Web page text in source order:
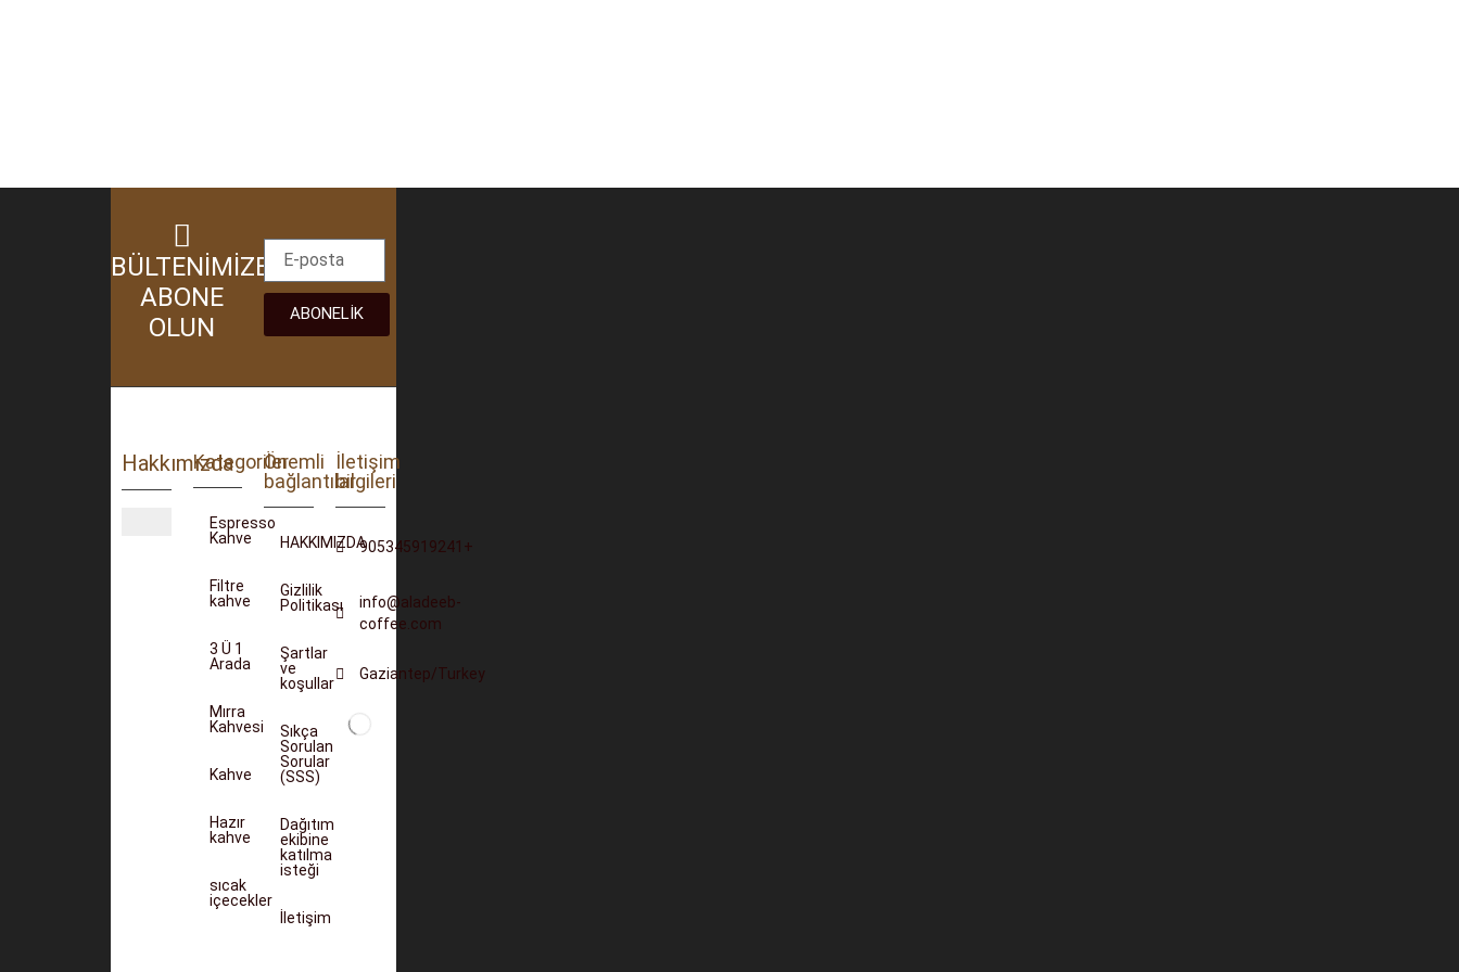
BÜLTENIMIZE
ABONE
OLUN
ABONELIK
HakkımızdaKategoriler
Espresso
Kahve
Filtre
kahve
3 Ü 1
Arada
Mırra
Kahvesi
Kahve
Hazır
kahve
sıcak
içecekler
Önemli
bağlantılar
HAKKIMIZDA
Gizlilik
Politikası
Şartlar
ve
koşullar
Sıkça
Sorulan
Sorular
(SSS)
Dağıtım
ekibine
katılma
isteği
İletişim
İletişim
bilgileri
905345919241+
info@aladeeb-
coffee.com
Gaziantep/Turkey